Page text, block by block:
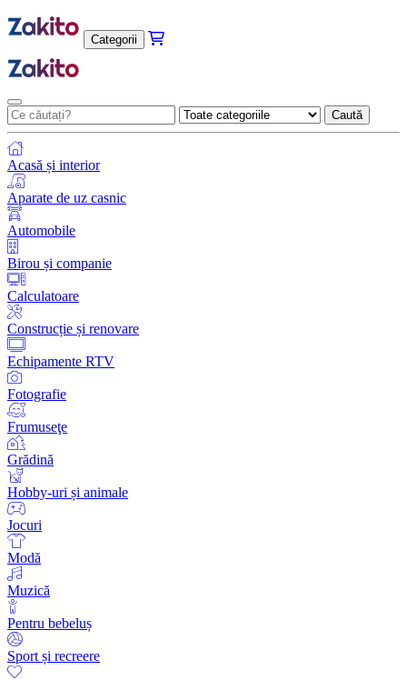
Categorii
Caută
Acasă și interior
Aparate de uz casnic
Automobile
Birou și companie
Calculatoare
Construcție și renovare
Echipamente RTV
Fotografie
Frumuseţe
Grădină
Hobby-uri și animale
Jocuri
Modă
Muzică
Pentru bebeluș
Sport și recreere